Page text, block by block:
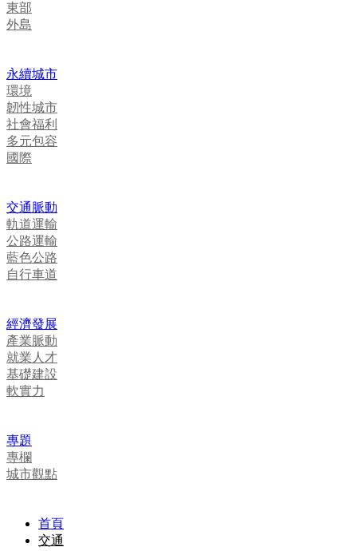
東部
外島
永續城市
環境
韌性城市
社會福利
多元包容
國際
交通脈動
軌道運輸
公路運輸
藍色公路
自行車道
經濟發展
產業脈動
就業人才
基礎建設
軟實力
專題
專欄
城市觀點
首頁
交通